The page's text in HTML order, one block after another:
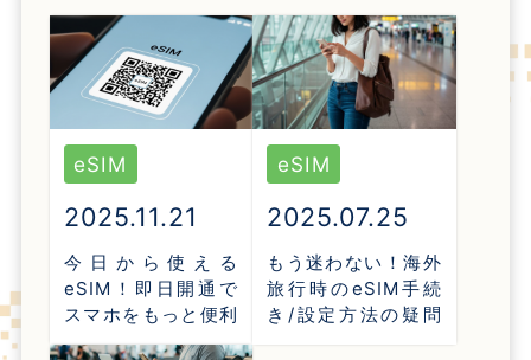
eSIM
2025.11.21
今日から使える
eSIM！即日開通で
スマホをもっと便利
に
eSIM
2025.07.25
もう迷わない！海外
旅行時のeSIM手続
き/設定方法の疑問